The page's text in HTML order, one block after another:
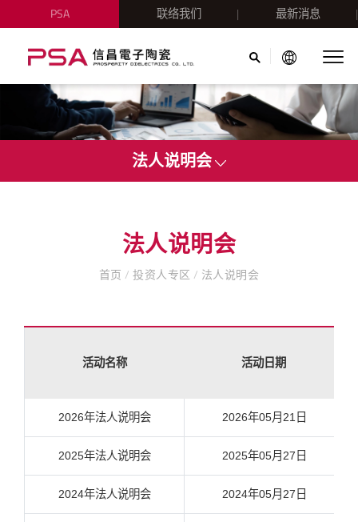
PSA 联络我们 最新消息
法人说明会
法人说明会
首页 / 投资人专区 / 法人说明会
活动名称 活动日期
2026年法人说明会 2026年05月21日
2025年法人说明会 2025年05月27日
2024年法人说明会 2024年05月27日